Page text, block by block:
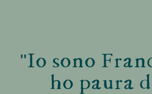
"Io sono
ho paura